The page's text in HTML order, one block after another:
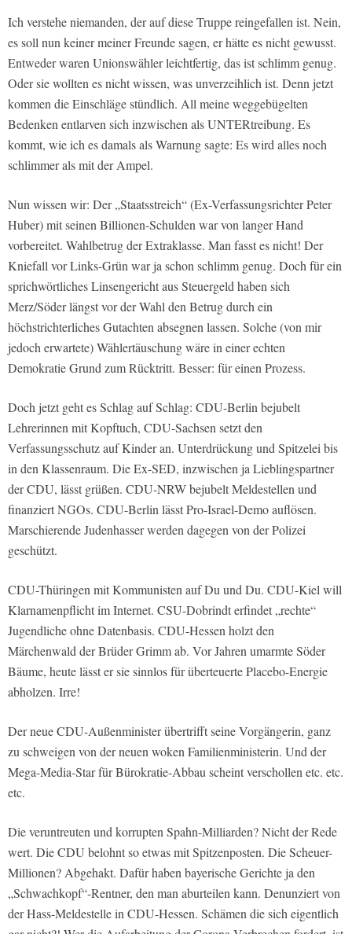
Ich verstehe niemanden, der auf diese Truppe reingefallen ist. Nein,
es soll nun keiner meiner Freunde sagen, er hätte es nicht gewusst.
Entweder waren Unionswähler leichtfertig, das ist schlimm genug.
Oder sie wollten es nicht wissen, was unverzeihlich ist. Denn jetzt
kommen die Einschläge stündlich. All meine weggebügelten
Bedenken entlarven sich inzwischen als UNTERtreibung. Es
kommt, wie ich es damals als Warnung sagte: Es wird alles noch
schlimmer als mit der Ampel.
Nun wissen wir: Der „Staatsstreich“ (Ex-Verfassungsrichter Peter
Huber) mit seinen Billionen-Schulden war von langer Hand
vorbereitet. Wahlbetrug der Extraklasse. Man fasst es nicht! Der
Kniefall vor Links-Grün war ja schon schlimm genug. Doch für ein
sprichwörtliches Linsengericht aus Steuergeld haben sich
Merz/Söder längst vor der Wahl den Betrug durch ein
höchstrichterliches Gutachten absegnen lassen. Solche (von mir
jedoch erwartete) Wählertäuschung wäre in einer echten
Demokratie Grund zum Rücktritt. Besser: für einen Prozess.
Doch jetzt geht es Schlag auf Schlag: CDU-Berlin bejubelt
Lehrerinnen mit Kopftuch, CDU-Sachsen setzt den
Verfassungsschutz auf Kinder an. Unterdrückung und Spitzelei bis
in den Klassenraum. Die Ex-SED, inzwischen ja Lieblingspartner
der CDU, lässt grüßen. CDU-NRW bejubelt Meldestellen und
finanziert NGOs. CDU-Berlin lässt Pro-Israel-Demo auflösen.
Marschierende Judenhasser werden dagegen von der Polizei
geschützt.
CDU-Thüringen mit Kommunisten auf Du und Du. CDU-Kiel will
Klarnamenpflicht im Internet. CSU-Dobrindt erfindet „rechte“
Jugendliche ohne Datenbasis. CDU-Hessen holzt den
Märchenwald der Brüder Grimm ab. Vor Jahren umarmte Söder
Bäume, heute lässt er sie sinnlos für überteuerte Placebo-Energie
abholzen. Irre!
Der neue CDU-Außenminister übertrifft seine Vorgängerin, ganz
zu schweigen von der neuen woken Familienministerin. Und der
Mega-Media-Star für Bürokratie-Abbau scheint verschollen etc. etc.
etc.
Die veruntreuten und korrupten Spahn-Milliarden? Nicht der Rede
wert. Die CDU belohnt so etwas mit Spitzenposten. Die Scheuer-
Millionen? Abgehakt. Dafür haben bayerische Gerichte ja den
„Schwachkopf“-Rentner, den man aburteilen kann. Denunziert von
der Hass-Meldestelle in CDU-Hessen. Schämen die sich eigentlich